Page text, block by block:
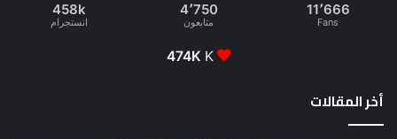
11٬666
Fans
4٬750
متابعون
458k
انستجرام
474K K
أخر المقالات